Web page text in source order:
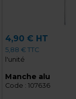
4,90 € HT
5,88 € TTC
l'unité
Manche alu
Code : 107636